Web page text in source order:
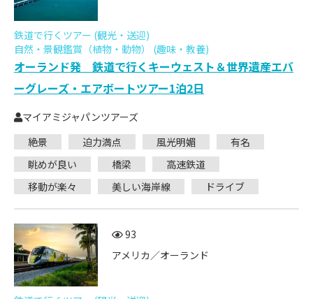
鉄道で行くツアー (観光・送迎)
自然・景観鑑賞（植物・動物） (趣味・教養)
オーランド発 鉄道で行くキーウェスト＆世界遺産エバ
ーグレーズ・エアボートツアー1泊2日
マイアミジャパンツアーズ
絶景
迫力満点 風光明媚
有名
眺めが良い
橋梁
高速鉄道
移動が楽々
美しい海岸線 ドライブ
93
アメリカ／オーランド